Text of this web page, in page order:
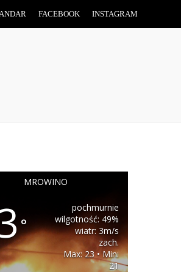
MROWINO
°
pochmurnie
wilgotność: 49%
wiatr: 3m/s
zach.
Max: 23 • Min:
21
FACEBOOK INSTAGRAM